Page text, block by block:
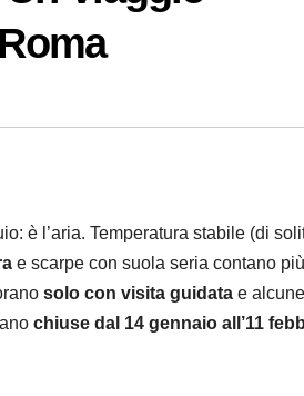
è l’aria. Temperatura stabile (di
e scarpe con suola seria contano
solo con visita guidata e alcune
chiuse dal 14 gennaio all’11